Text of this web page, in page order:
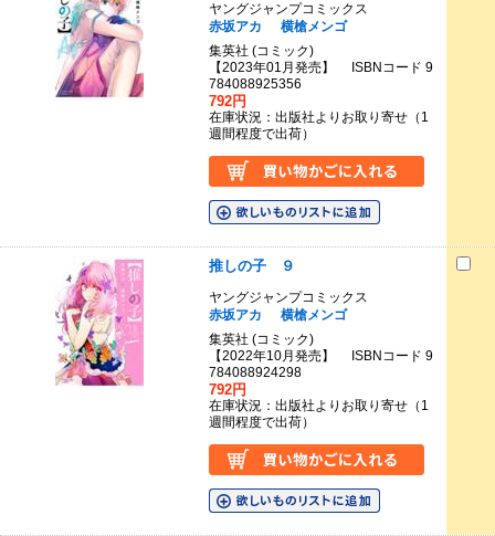
ヤングジャンプコミックス
赤坂アカ
横槍メンゴ
集英社 (コミック)
【2023年01月発売】 ISBNコード 9
784088925356
792円
在庫状況：出版社よりお取り寄せ（1
週間程度で出荷）
推しの子 ９
ヤングジャンプコミックス
赤坂アカ
横槍メンゴ
集英社 (コミック)
【2022年10月発売】 ISBNコード 9
784088924298
792円
在庫状況：出版社よりお取り寄せ（1
週間程度で出荷）